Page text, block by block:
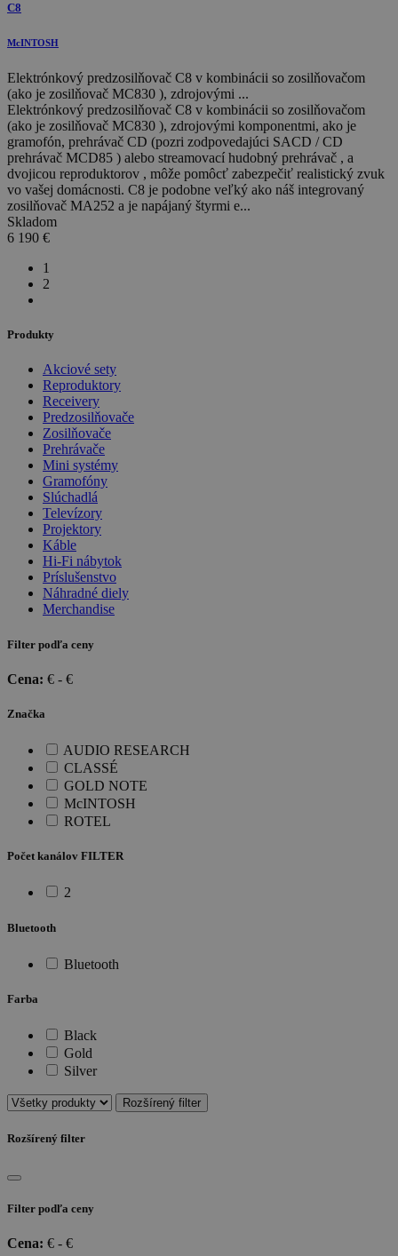
C8
McINTOSH
Elektrónkový predzosilňovač C8 v kombinácii so zosilňovačom
(ako je zosilňovač MC830 ), zdrojovými ...
Elektrónkový predzosilňovač C8 v kombinácii so zosilňovačom
(ako je zosilňovač MC830 ), zdrojovými komponentmi, ako je
gramofón, prehrávač CD (pozri zodpovedajúci SACD / CD
prehrávač MCD85 ) alebo streamovací hudobný prehrávač , a
dvojicou reproduktorov , môže pomôcť zabezpečiť realistický zvuk
vo vašej domácnosti. C8 je podobne veľký ako náš integrovaný
zosilňovač MA252 a je napájaný štyrmi e...
Skladom
6 190 €
1
2
Produkty
Akciové sety
Reproduktory
Receivery
Predzosilňovače
Zosilňovače
Prehrávače
Mini systémy
Gramofóny
Slúchadlá
Televízory
Projektory
Káble
Hi-Fi nábytok
Príslušenstvo
Náhradné diely
Merchandise
Filter podľa ceny
Cena: € - €
Značka
AUDIO RESEARCH
CLASSÉ
GOLD NOTE
McINTOSH
ROTEL
Počet kanálov FILTER
2
Bluetooth
Bluetooth
Farba
Black
Gold
Silver
Rozšírený filter
Rozšírený filter
Filter podľa ceny
Cena: € - €